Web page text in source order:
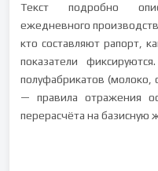
Текст подробно
ежедневного
кто составляют рапорт,
показатели
полуфабрикатов (молоко,
— правила отражения
перерасчёта на базисную